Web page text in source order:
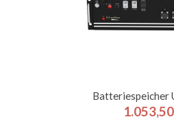
Batteriespeicher